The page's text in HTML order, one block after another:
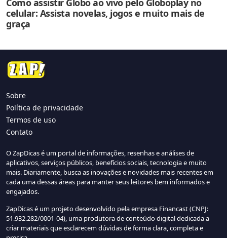
celular: Assista novelas, jogos e muito mais de
graça
Sobre
Política de privacidade
Termos de uso
Contato
O ZapDicas é um portal de informações, resenhas e análises de
aplicativos, serviços públicos, benefícios sociais, tecnologia e muito
mais. Diariamente, busca as inovações e novidades mais recentes em
cada uma dessas áreas para manter seus leitores bem informados e
engajados.
ZapDicas é um projeto desenvolvido pela empresa Financast (CNPJ:
51.932.282/0001-04), uma produtora de conteúdo digital dedicada a
criar materiais que esclarecem dúvidas de forma clara, completa e